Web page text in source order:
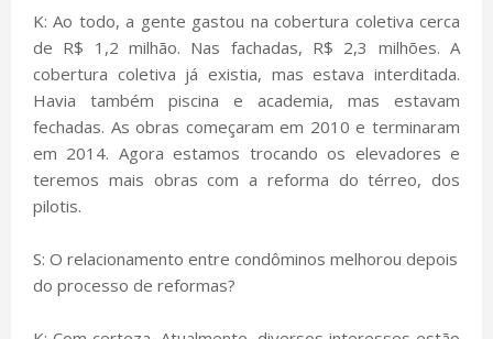
K: Ao todo, a gente gastou na cobertura coletiva cerca
de R$ 1,2 milhão. Nas fachadas, R$ 2,3 milhões. A
cobertura coletiva já existia, mas estava interditada.
Havia também piscina e academia, mas estavam
fechadas. As obras começaram em 2010 e terminaram
em 2014. Agora estamos trocando os elevadores e
teremos mais obras com a reforma do térreo, dos
pilotis.
S: O relacionamento entre condôminos melhorou depois
do processo de reformas?